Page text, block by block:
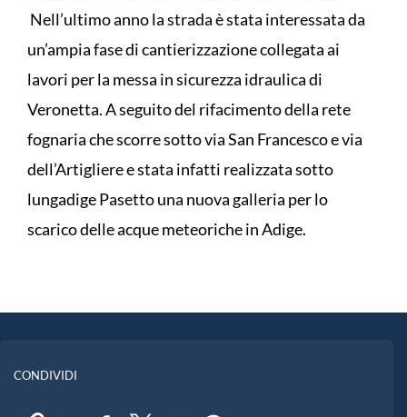
Nell’ultimo anno la strada è stata interessata da
un’ampia fase di cantierizzazione collegata ai
lavori per la messa in sicurezza idraulica di
Veronetta. A seguito del rifacimento della rete
fognaria che scorre sotto via San Francesco e via
dell’Artigliere e stata infatti realizzata sotto
lungadige Pasetto una nuova galleria per lo
scarico delle acque meteoriche in Adige.
CONDIVIDI